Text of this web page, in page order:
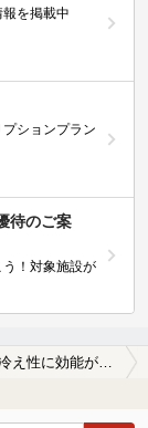
を掲載中
ションプラン
待のご案
！対象施設が
冷え性に効能がある福島町駅近くの温泉、日帰り温泉、スーパー銭湯おすすめ